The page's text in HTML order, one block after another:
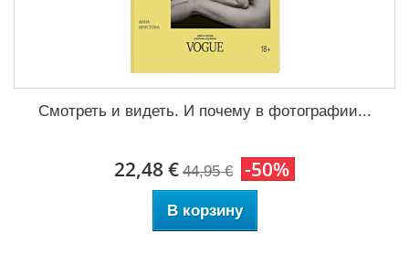
Смотреть и видеть. И почему в фотографии...
22,48 € 44,95 € -50%
В корзину